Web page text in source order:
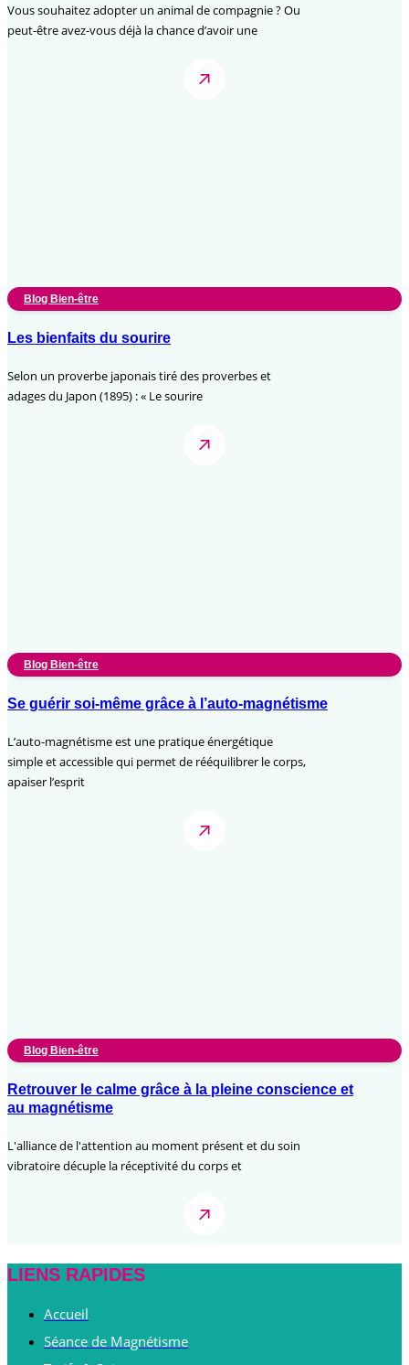
Vous souhaitez adopter un animal de compagnie ? Ou
peut-être avez-vous déjà la chance d’avoir une
Blog Bien-être
Les bienfaits du sourire
Selon un proverbe japonais tiré des proverbes et
adages du Japon (1895) : « Le sourire
Blog Bien-être
Se guérir soi-même grâce à l’auto-magnétisme
L’auto-magnétisme est une pratique énergétique
simple et accessible qui permet de rééquilibrer le corps,
apaiser l’esprit
Blog Bien-être
Retrouver le calme grâce à la pleine conscience et
au magnétisme
L'alliance de l'attention au moment présent et du soin
vibratoire décuple la réceptivité du corps et
LIENS RAPIDES
Accueil
Séance de Magnétisme